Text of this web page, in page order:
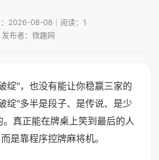
：2026-08-08｜阅读：1
发布者：微趣网
绽"，也没有能让你稳赢三家的
绽"多半是段子、是传说、是少
真正能在牌桌上笑到最后的人
是靠程序控牌麻将机。